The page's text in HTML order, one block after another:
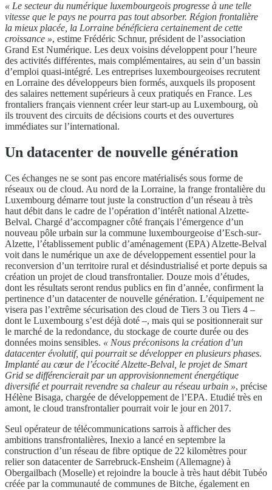
« Le secteur du numérique luxembourgeois progresse à une telle
vitesse que le pays ne pourra pas tout absorber. Région frontalière
la mieux placée, la Lorraine bénéficiera certainement de cette
croissance », estime Frédéric Schnur, président de l’association
Grand Est Numérique. Les deux voisins développent pour l’heure
des activités différentes, mais complémentaires, au sein d’un bassin
d’emploi quasi-intégré. Les entreprises luxembourgeoises recrutent
en Lorraine des développeurs bien formés, auxquels ils proposent
des salaires nettement supérieurs à ceux pratiqués en France. Les
frontaliers français viennent créer leur start-up au Luxembourg, où
ils trouvent des circuits de décisions courts et des ouvertures
immédiates sur l’international.
Un datacenter de nouvelle génération
Ces échanges ne se sont pas encore matérialisés sous forme de
réseaux ou de cloud. Au nord de la Lorraine, la frange frontalière du
Luxembourg démarre tout juste la construction d’un réseau à très
haut débit dans le cadre de l’opération d’intérêt national Alzette-
Belval. Chargé d’accompagner côté français l’émergence d’un
nouveau pôle urbain sur la commune luxembourgeoise d’Esch-sur-
Alzette, l’établissement public d’aménagement (EPA) Alzette-Belval
voit dans le numérique un axe de développement essentiel pour la
reconversion d’un territoire rural et désindustrialisé et porte depuis sa
création un projet de cloud transfrontalier. Douze mois d’études,
dont les résultats seront rendus publics en fin d’année, confirment la
pertinence d’un datacenter de nouvelle génération. L’équipement ne
visera pas l’extrême sécurisation des cloud de Tiers 3 ou Tiers 4 –
dont le Luxembourg s’est déjà doté –, mais qui se positionnerait sur
le marché de la redondance, du stockage de courte durée ou des
données moins sensibles. « Nous préconisons la création d’un
datacenter évolutif, qui pourrait se développer en plusieurs phases.
Implanté au cœur de l’écocité Alzette-Belval, le projet de Smart
Grid se différencierait par un approvisionnement énergétique
diversifié et pourrait revendre sa chaleur au réseau urbain », précise
Hélène Bisaga, chargée de développement de l’EPA. Etudié très en
amont, le cloud transfrontalier pourrait voir le jour en 2017.
Seul opérateur de télécommunications sarrois à afficher des
ambitions transfrontalières, Inexio a lancé en septembre la
construction d’un réseau de fibre optique de 22 kilomètres pour
relier son datacenter de Sarrebruck-Ensheim (Allemagne) à
Obergailbach (Moselle) et rejoindre la boucle à très haut débit Tubéo
créée par la communauté de communes de Bitche, également en